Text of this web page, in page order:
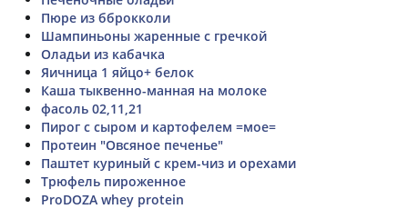
Пюре из бброкколи
Шампиньоны жаренные с гречкой
Оладьи из кабачка
Яичница 1 яйцо+ белок
Каша тыквенно-манная на молоке
фасоль 02,11,21
Пирог с сыром и картофелем =мое=
Протеин "Овсяное печенье"
Паштет куриный с крем-чиз и орехами
Трюфель пироженное
ProDOZA whey protein